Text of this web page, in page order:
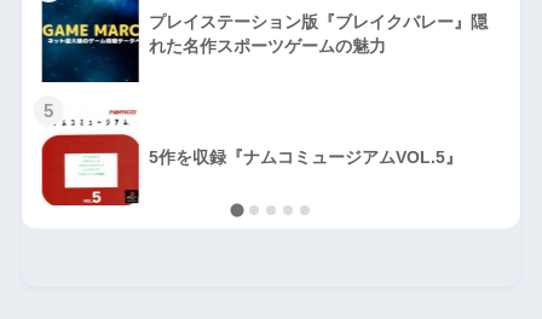
プレイステーション版『ブレイクバレー』隠
れた名作スポーツゲームの魅力
5
5作を収録『ナムコミュージアムVOL.5』